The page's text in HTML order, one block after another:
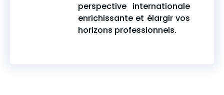
perspective internationale
enrichissante et élargir vos
horizons professionnels.